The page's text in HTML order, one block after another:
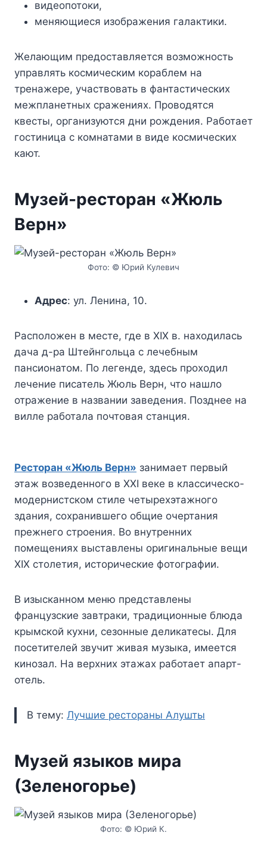
видеопотоки,
меняющиеся изображения галактики.
Желающим предоставляется возможность
управлять космическим кораблем на
тренажере, участвовать в фантастических
межпланетных сражениях. Проводятся
квесты, организуются дни рождения. Работает
гостиница с комнатами в виде космических
кают.
Музей-ресторан «Жюль
Верн»
Фото: © Юрий Кулевич
Адрес: ул. Ленина, 10.
Расположен в месте, где в XIX в. находилась
дача д-ра Штейнгольца с лечебным
пансионатом. По легенде, здесь проходил
лечение писатель Жюль Верн, что нашло
отражение в названии заведения. Позднее на
вилле работала почтовая станция.
Ресторан «Жюль Верн» занимает первый
этаж возведенного в XXI веке в классическо-
модернистском стиле четырехэтажного
здания, сохранившего общие очертания
прежнего строения. Во внутренних
помещениях выставлены оригинальные вещи
XIX столетия, исторические фотографии.
В изысканном меню представлены
французские завтраки, традиционные блюда
крымской кухни, сезонные деликатесы. Для
посетителей звучит живая музыка, имеется
кинозал. На верхних этажах работает апарт-
отель.
В тему: Лучшие рестораны Алушты
Музей языков мира
(Зеленогорье)
Фото: © Юрий К.